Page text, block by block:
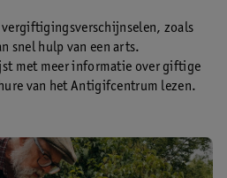
zoals
snel hulp van een arts.
met meer informatie over giftige
van het Antigifcentrum lezen.